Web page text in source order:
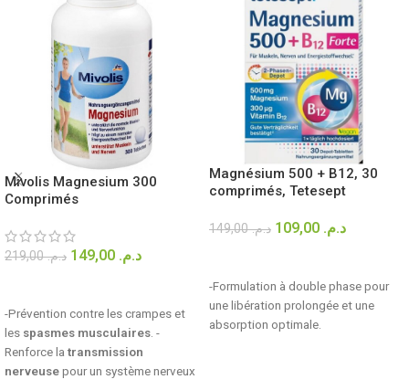
Mivolis Magnesium 300
Comprimés
د.م.219,00 د.م.
-Prévention contre les crampes et
les spasmes musculaires . -
Renforce la transmission
nerveusepour un système nerveux
Magnésium 500 + B12, 30
comprimés, Tetesept
د.م.149,00 د.م.
-Formulation à double phase pour
une libération prolongée et une
absorption optimale.